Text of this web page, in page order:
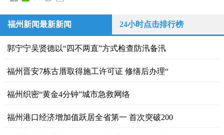
福州新闻最新新闻 24小时点击排行榜
郭宁宁吴贤德以“四不两直”方式检查防汛备汛
福州晋安7栋古厝取得施工许可证 修缮后办理“
福州织密“黄金4分钟”城市急救网络
福州港口经济增加值跃居全省第一 首次突破200